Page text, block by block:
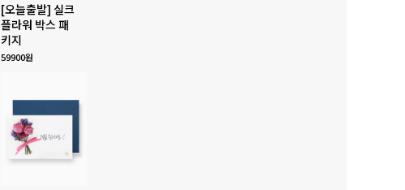
[오늘출발] 실크
플라워 박스 패
키지
59900원